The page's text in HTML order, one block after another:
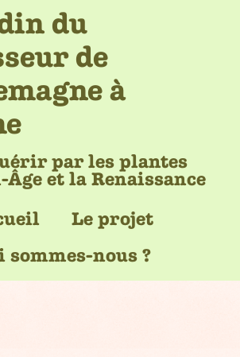
du
de
à
par les plantes
Âge et la Renaissance
Le projet
sommes-nous ?